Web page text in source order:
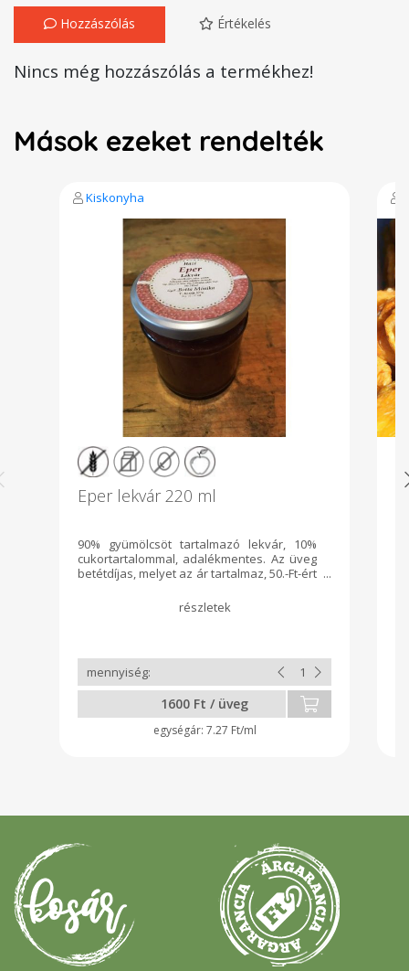
Hozzászólás Értékelés
Nincs még hozzászólás a termékhez!
Mások ezeket rendelték
Kiskonyha
Eper lekvár 220 ml
90% gyümölcsöt tartalmazó lekvár, 10%
cukortartalommal, adalékmentes. Az üveg
betétdíjas, melyet az ár tartalmaz, 50.-Ft-ért
1600 Ft / üveg
7.27 Ft/ml